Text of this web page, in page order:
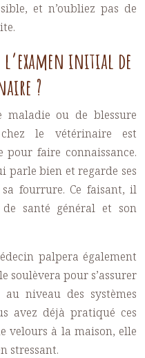
et n’oubliez pas de
l’examen initial de
?
maladie ou de blessure
le vétérinaire est
faire connaissance.
parle bien et regarde ses
fourrure. Ce faisant, il
santé général et son
palpera également
soulèvera pour s’assurer
niveau des systèmes
avez déjà pratiqué ces
velours à la maison, elle
stressant.